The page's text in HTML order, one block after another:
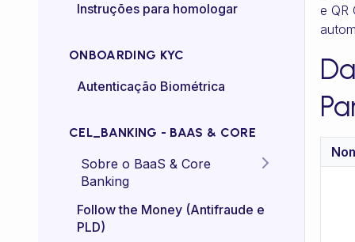
Instruções para homologar
ONBOARDING KYC
Autenticação Biométrica
CEL_BANKING - BAAS & CORE
Sobre o BaaS & Core
Banking
FAQs
Follow the Money (Antifraude e
PLD)
e QR